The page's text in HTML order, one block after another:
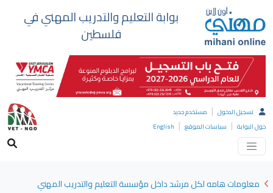
بوابة التعليم والتدريب المهني في
فلسطين
تسجيل الدخول | مستخدم جديد
حول البوابة | سياسات الموقع |
English
معلومات هامه لكل مرشد داخل مؤسسة التعليم والتدريب المهني